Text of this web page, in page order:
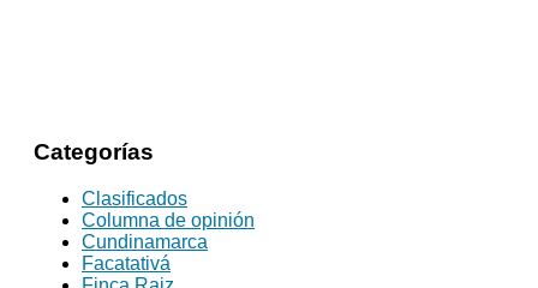
Categorías
Clasificados
Columna de opinión
Cundinamarca
Facatativá